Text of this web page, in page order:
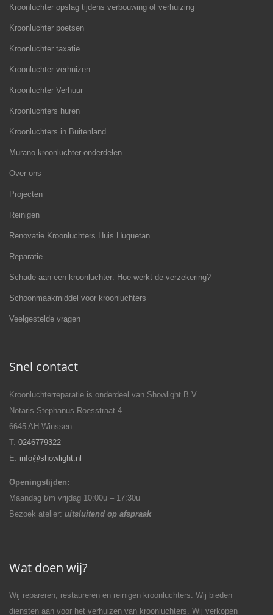
Kroonluchter opslag tijdens verbouwing of verhuizing
Kroonluchter poetsen
Kroonluchter taxatie
Kroonluchter verhuizen
Kroonluchter Verhuur
Kroonluchters huren
Kroonluchters in Buitenland
Murano kroonluchter onderdelen
Over ons
Projecten
Reinigen
Renovatie Kroonluchters Huis Huguetan
Reparatie
Schade aan een kroonluchter: Hoe werkt de verzekering?
Schoonmaakmiddel voor kroonluchters
Veelgestelde vragen
Snel contact
Kroonluchterreparatie is onderdeel van Showlight B.V.
Notaris Stephanus Roesstraat 4
6645 AH Winssen
T:0246779322
E: info@showlight.nl
Openingstijden:
Maandag t/m vrijdag 10:00u – 17:30u
Bezoek atelier:uitsluitend op afspraak
Wat doen wij?
Wij repareren, restaureren en reinigen kroonluchters. Wij bieden
diensten aan voor het verhuizen van kroonluchters. Wij verkopen